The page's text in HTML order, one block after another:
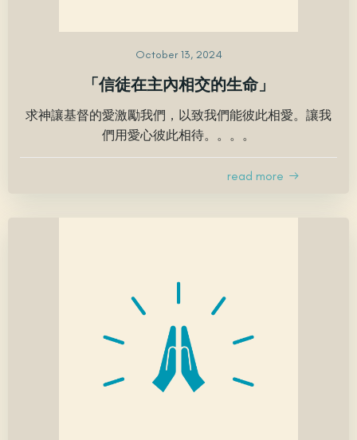
October 13, 2024
「信徒在主內相交的生命」
求神讓基督的愛激勵我們，以致我們能彼此相愛。讓我
們用愛心彼此相待。。。。
read more